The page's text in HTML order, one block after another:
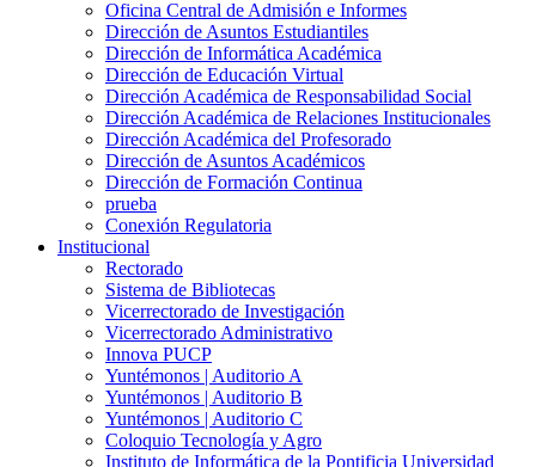
Oficina Central de Admisión e Informes
Dirección de Asuntos Estudiantiles
Dirección de Informática Académica
Dirección de Educación Virtual
Dirección Académica de Responsabilidad Social
Dirección Académica de Relaciones Institucionales
Dirección Académica del Profesorado
Dirección de Asuntos Académicos
Dirección de Formación Continua
prueba
Conexión Regulatoria
Institucional
Rectorado
Sistema de Bibliotecas
Vicerrectorado de Investigación
Vicerrectorado Administrativo
Innova PUCP
Yuntémonos | Auditorio A
Yuntémonos | Auditorio B
Yuntémonos | Auditorio C
Coloquio Tecnología y Agro
Instituto de Informática de la Pontificia Universidad